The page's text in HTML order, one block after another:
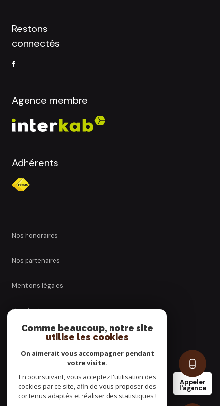
Appeler
l'agence
Restons
connectés
Agence membre
Adhérents
nos honoraires
nos partenaires
mentions légales
plan du site
cookies
Comme beaucoup, notre site
utilise les cookies
On aimerait vous accompagner pendant
votre visite.
En poursuivant, vous acceptez l'utilisation des
cookies par ce site, afin de vous proposer des
contenus adaptés et réaliser des statistiques !